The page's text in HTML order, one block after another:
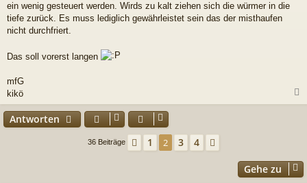
ein wenig gesteuert werden. Wirds zu kalt ziehen sich die würmer in die
tiefe zurück. Es muss lediglich gewährleistet sein das der misthaufen
nicht durchfriert.
Das soll vorerst langen
mfG
kikö
a
Antworten
36 Beiträge Vorherige
1 2 3 4
Gehe zu